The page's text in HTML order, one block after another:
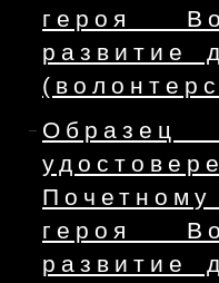
героя
развитие
героя
развитие